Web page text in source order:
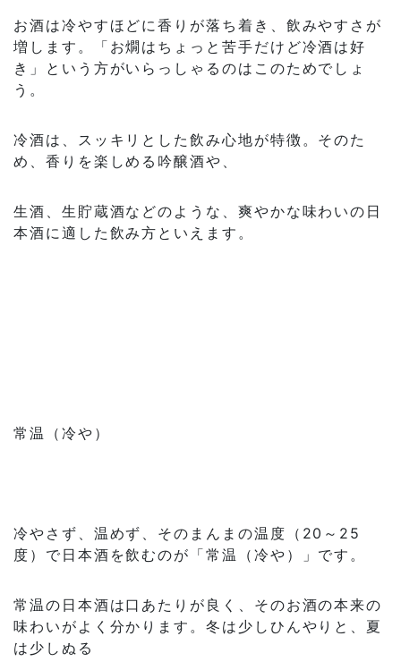
お酒は冷やすほどに香りが落ち着き、飲みやすさが
増します。「お燗はちょっと苦手だけど冷酒は好
き」という方がいらっしゃるのはこのためでしょ
う。
冷酒は、スッキリとした飲み心地が特徴。そのた
め、香りを楽しめる吟醸酒や、
生酒、生貯蔵酒などのような、爽やかな味わいの日
本酒に適した飲み方といえます。
常温（冷や）
冷やさず、温めず、そのまんまの温度（20～25
度）で日本酒を飲むのが「常温（冷や）」です。
常温の日本酒は口あたりが良く、そのお酒の本来の
味わいがよく分かります。冬は少しひんやりと、夏
は少しぬる